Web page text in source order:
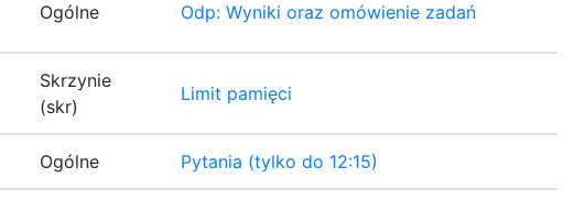
Ogólne Odp: Wyniki oraz omówienie zadań
Skrzynie
(skr)
Limit pamięci
Ogólne Pytania (tylko do 12:15)